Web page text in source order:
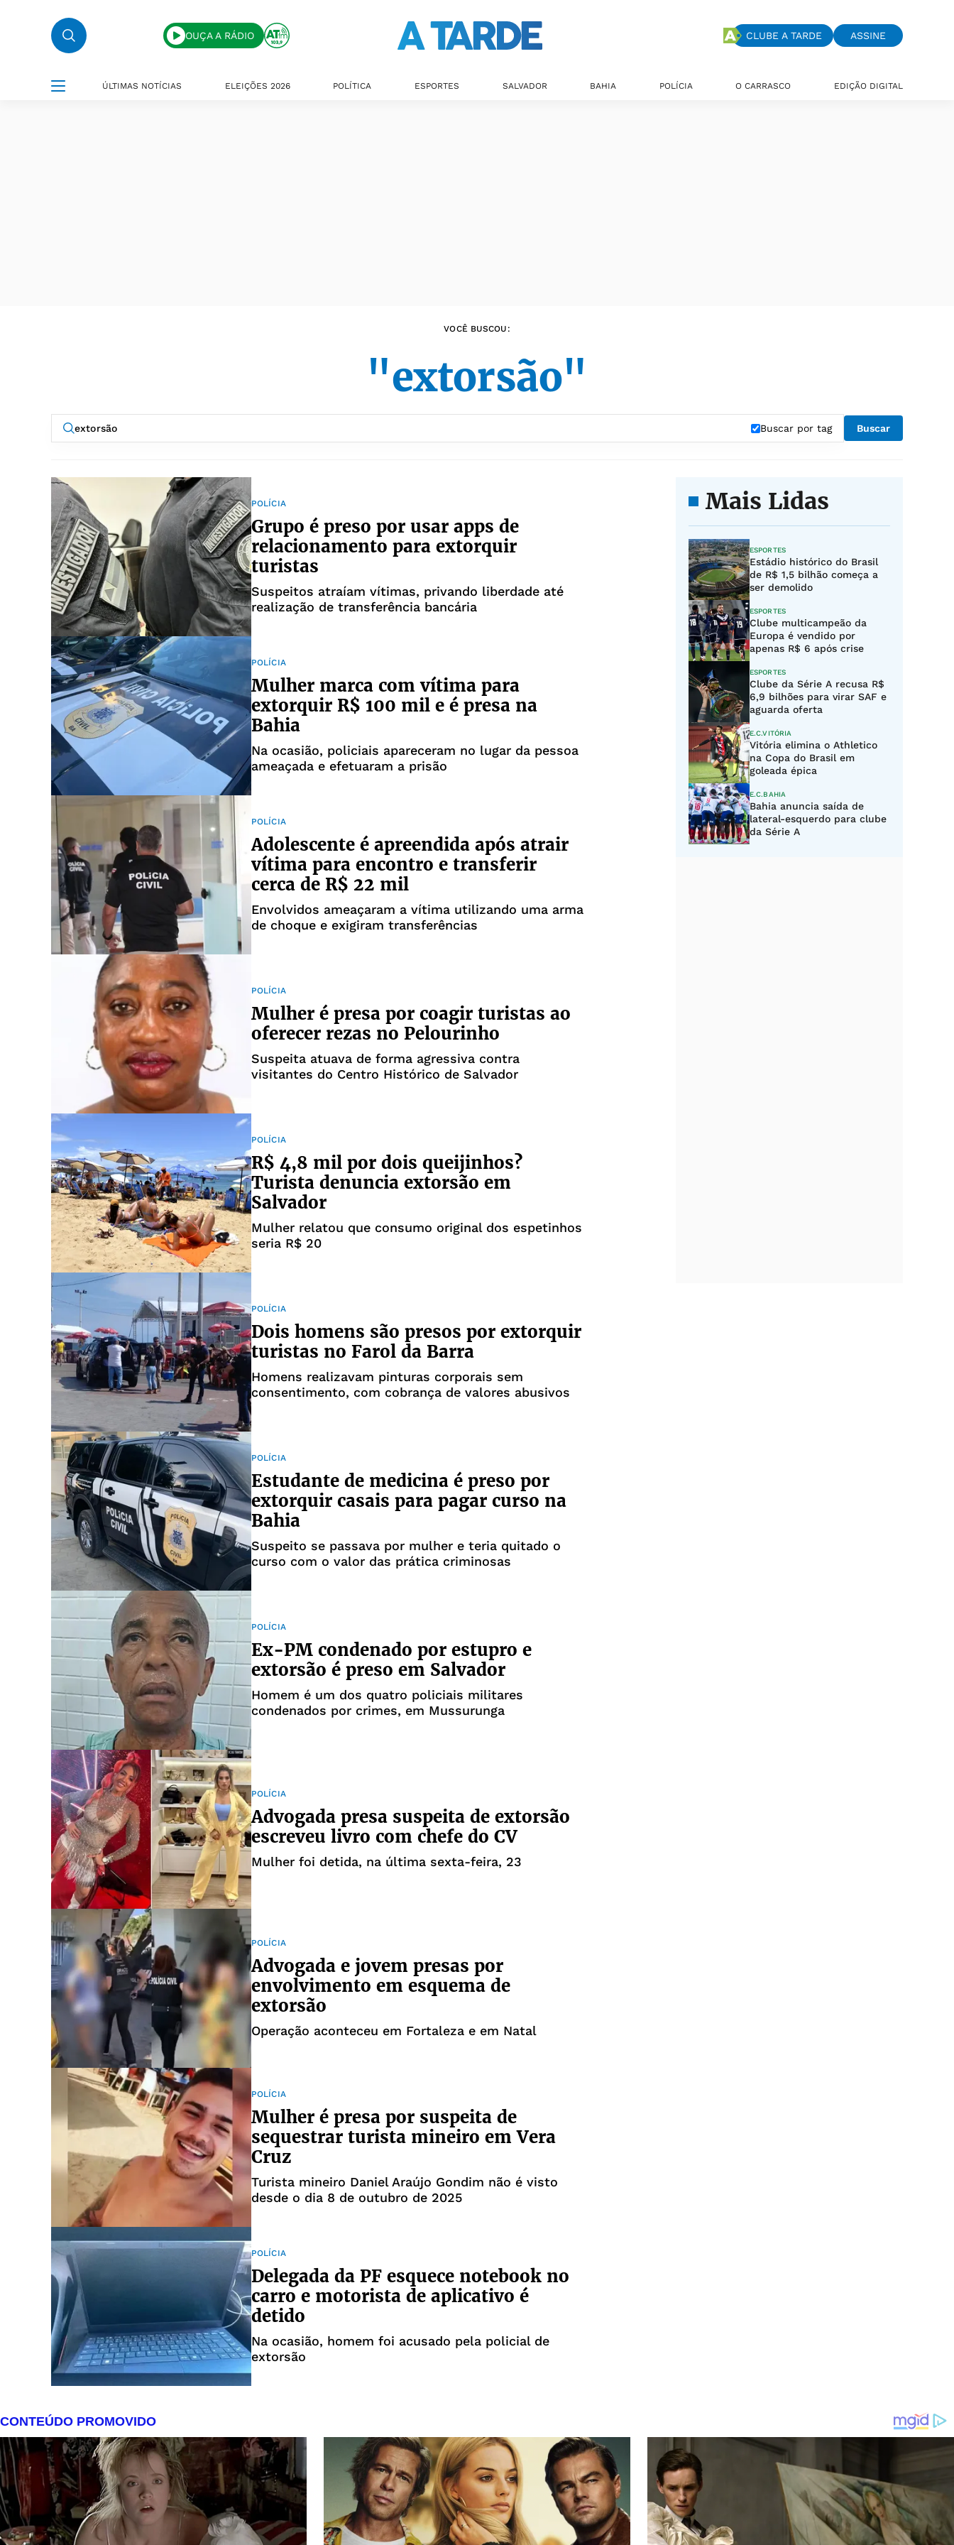
OUÇA A RÁDIO CLUBE A TARDE ASSINE
ÚLTIMAS NOTÍCIAS ELEIÇÕES 2026 POLÍTICA ESPORTES SALVADOR BAHIA POLÍCIA O CARRASCO EDIÇÃO DIGITAL
VOCÊ BUSCOU:
"extorsão"
Buscar por tag Buscar
POLÍCIA
Grupo é preso por usar apps de
relacionamento para extorquir
turistas
Suspeitos atraíam vítimas, privando liberdade até
realização de transferência bancária
POLÍCIA
Mulher marca com vítima para
extorquir R$ 100 mil e é presa na
Bahia
Na ocasião, policiais apareceram no lugar da pessoa
ameaçada e efetuaram a prisão
POLÍCIA
Adolescente é apreendida após atrair
vítima para encontro e transferir
cerca de R$ 22 mil
Envolvidos ameaçaram a vítima utilizando uma arma
de choque e exigiram transferências
POLÍCIA
Mulher é presa por coagir turistas ao
oferecer rezas no Pelourinho
Suspeita atuava de forma agressiva contra
visitantes do Centro Histórico de Salvador
POLÍCIA
R$ 4,8 mil por dois queijinhos?
Turista denuncia extorsão em
Salvador
Mulher relatou que consumo original dos espetinhos
seria R$ 20
POLÍCIA
Dois homens são presos por extorquir
turistas no Farol da Barra
Homens realizavam pinturas corporais sem
consentimento, com cobrança de valores abusivos
POLÍCIA
Estudante de medicina é preso por
extorquir casais para pagar curso na
Bahia
Suspeito se passava por mulher e teria quitado o
curso com o valor das prática criminosas
POLÍCIA
Ex-PM condenado por estupro e
extorsão é preso em Salvador
Homem é um dos quatro policiais militares
condenados por crimes, em Mussurunga
POLÍCIA
Advogada presa suspeita de extorsão
escreveu livro com chefe do CV
Mulher foi detida, na última sexta-feira, 23
POLÍCIA
Advogada e jovem presas por
envolvimento em esquema de
extorsão
Operação aconteceu em Fortaleza e em Natal
POLÍCIA
Mulher é presa por suspeita de
sequestrar turista mineiro em Vera
Cruz
Turista mineiro Daniel Araújo Gondim não é visto
desde o dia 8 de outubro de 2025
POLÍCIA
Delegada da PF esquece notebook no
carro e motorista de aplicativo é
detido
Na ocasião, homem foi acusado pela policial de
extorsão
Mais Lidas
ESPORTES
Estádio histórico do Brasil
de R$ 1,5 bilhão começa a
ser demolido
ESPORTES
Clube multicampeão da
Europa é vendido por
apenas R$ 6 após crise
ESPORTES
Clube da Série A recusa R$
6,9 bilhões para virar SAF e
aguarda oferta
E.C.VITÓRIA
Vitória elimina o Athletico
na Copa do Brasil em
goleada épica
E.C.BAHIA
Bahia anuncia saída de
lateral-esquerdo para clube
da Série A